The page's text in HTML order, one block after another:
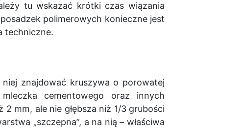
tu wskazać krótki czas wiązania
polimerowych konieczne jest
techniczne.
znajdować kruszywa o porowatej
cementowego oraz innych
mm, ale nie głębsza niż 1/3 grubości
„szczepna”, a na nią – właściwa